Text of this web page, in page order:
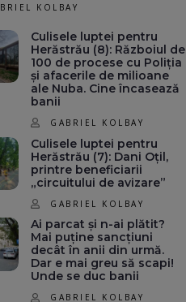
KOLBAY
Culisele luptei pentru
Herăstrău (8): Războiul de
100 de procese cu Poliția
și afacerile de milioane
ale Nuba. Cine încasează
banii
GABRIEL KOLBAY
Culisele luptei pentru
Herăstrău (7): Dani Oțil,
printre beneficiarii
„circuitului de avizare”
GABRIEL KOLBAY
Ai parcat și n-ai plătit?
Mai puține sancțiuni
decât în anii din urmă.
Dar e mai greu să scapi!
Unde se duc banii
GABRIEL KOLBAY